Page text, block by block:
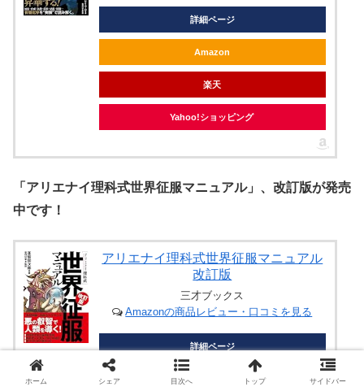
詳細ページ
Amazon
楽天
Yahoo!ショッピング
「アリエナイ理科式世界征服マニュアル」、改訂版が発売
中です！
アリエナイ理科式世界征服マニュアル
改訂版
三才ブックス
Amazonの商品レビュー・口コミを見る
詳細ページ
ホーム シェア 目次へ トップ サイドバー